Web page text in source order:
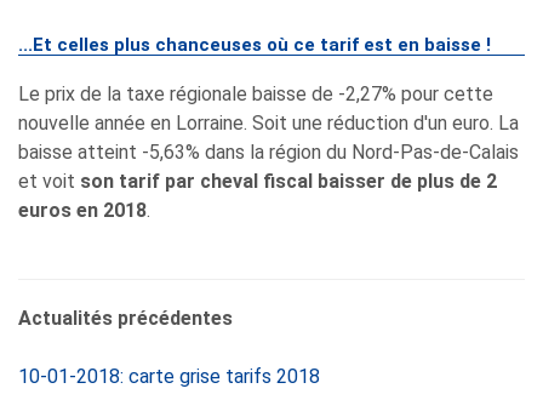
...Et celles plus chanceuses où ce tarif est en baisse !
Le prix de la taxe régionale baisse de -2,27% pour cette
nouvelle année en Lorraine. Soit une réduction d'un euro. La
baisse atteint -5,63% dans la région du Nord-Pas-de-Calais
et voit son tarif par cheval fiscal baisser de plus de 2
euros en 2018.
Actualités précédentes
10-01-2018: carte grise tarifs 2018